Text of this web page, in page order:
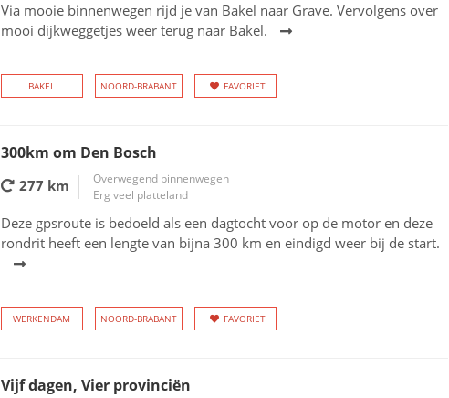
Via mooie binnenwegen rijd je van Bakel naar Grave. Vervolgens over
mooi dijkweggetjes weer terug naar Bakel.
BAKEL NOORD-BRABANT FAVORIET
300km om Den Bosch
277 km
Overwegend binnenwegen
Erg veel platteland
Deze gpsroute is bedoeld als een dagtocht voor op de motor en deze
rondrit heeft een lengte van bijna 300 km en eindigd weer bij de start.
WERKENDAM NOORD-BRABANT FAVORIET
Vijf dagen, Vier provinciën